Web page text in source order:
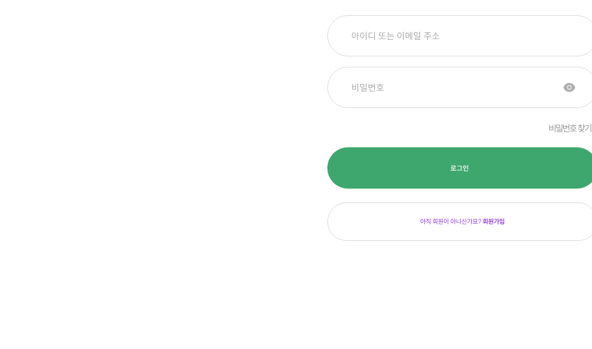
비밀번호 찾기
로그인
아직 회원이 아니신가요?회원가입